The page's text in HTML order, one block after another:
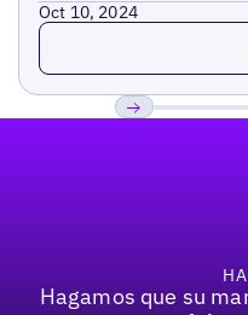
Oct 10, 2024
Read more
Hagamos que su